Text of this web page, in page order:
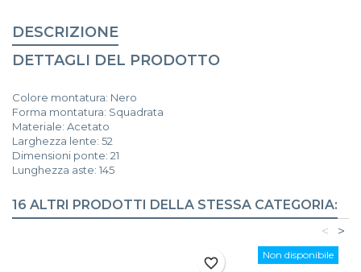
DESCRIZIONE
DETTAGLI DEL PRODOTTO
Colore montatura: Nero
Forma montatura: Squadrata
Materiale: Acetato
Larghezza lente: 52
Dimensioni ponte: 21
Lunghezza aste: 145
16 ALTRI PRODOTTI DELLA STESSA CATEGORIA:
>
<
favorite_border
Non disponibile